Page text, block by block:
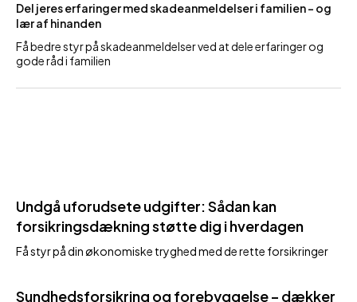
Del jeres erfaringer med skadeanmeldelser i familien – og
lær af hinanden
Få bedre styr på skadeanmeldelser ved at dele erfaringer og
gode råd i familien
Undgå uforudsete udgifter: Sådan kan
forsikringsdækning støtte dig i hverdagen
Få styr på din økonomiske tryghed med de rette forsikringer
Sundhedsforsikring og forebyggelse – dækker